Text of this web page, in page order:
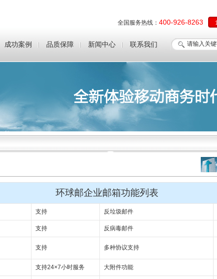
全国服务热线： 400-926-8263
成功案例 品质保障 新闻中心 联系我们
环球邮企业邮箱功能列表
支持 反垃圾邮件
支持 反病毒邮件
支持 多种协议支持
支持24×7小时服务 大附件功能